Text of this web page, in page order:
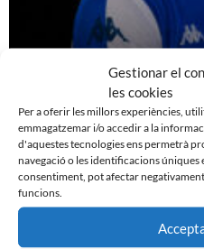
Gestionar el
les cookies
Per a oferir les millors experiències,
emmagatzemar i/o accedir a la
d'aquestes tecnologies ens permetrà
navegació o les identificacions
consentiment, pot afectar
funcions.
EDGAR GONZÁLEZ, NOU
7 d'agost de 2026
Leer más »